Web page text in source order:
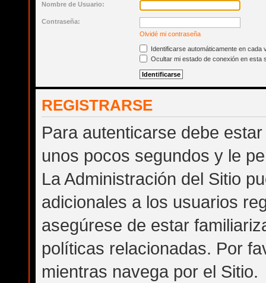
Nombre de Usuario:
Contraseña:
Olvidé mi contraseña
Identificarse automáticamente en cada
Ocultar mi estado de conexión en esta
REGISTRARSE
Para autenticarse debe
unos pocos segundos y le
La Administración del Sitio
adicionales a los usuarios
asegúrese de estar
políticas relacionadas. Por
mientras navega por el Sitio.